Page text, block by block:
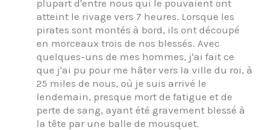
plupart d'entre nous qui le pouvaient ont
atteint le rivage vers 7 heures. Lorsque les
pirates sont montés à bord, ils ont découpé
en morceaux trois de nos blessés. Avec
quelques-uns de mes hommes, j'ai fait ce
que j'ai pu pour me hâter vers la ville du roi, à
25 miles de nous, où je suis arrivé le
lendemain, presque mort de fatigue et de
perte de sang, ayant été gravement blessé à
la tête par une balle de mousquet.